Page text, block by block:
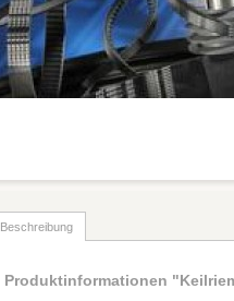
Beschreibung
Produktinformationen